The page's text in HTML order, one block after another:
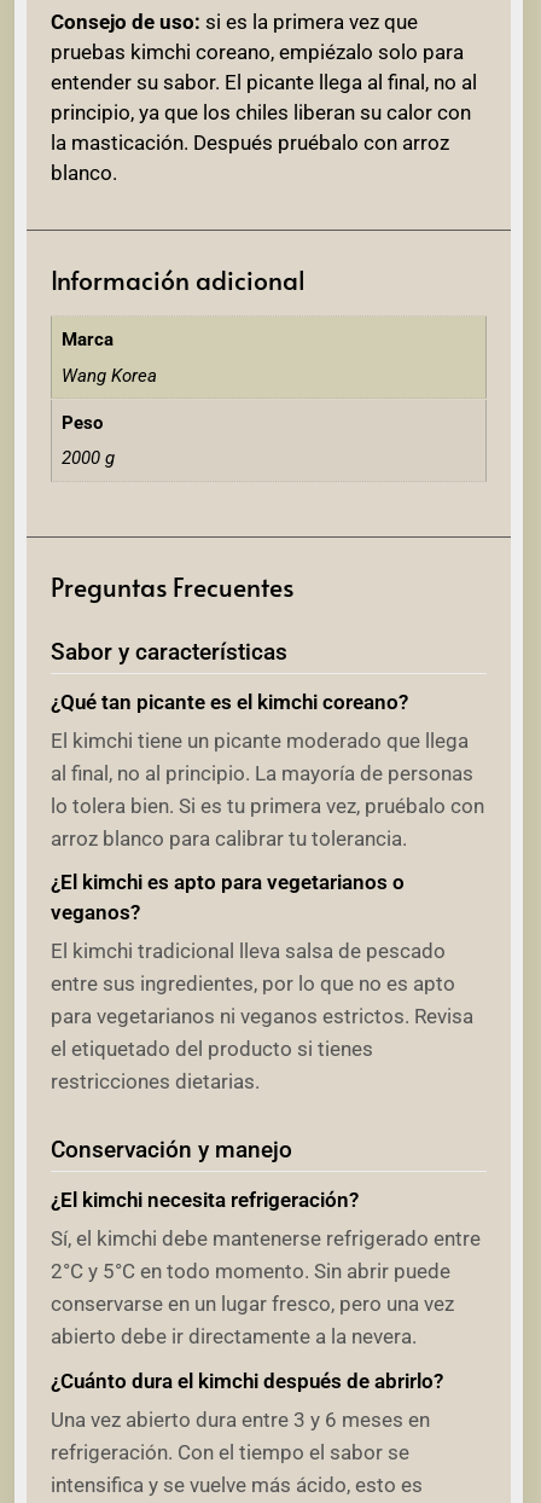
Consejo de uso: si es la primera vez que
pruebas kimchi coreano, empiézalo solo para
entender su sabor. El picante llega al final, no al
principio, ya que los chiles liberan su calor con
la masticación. Después pruébalo con arroz
blanco.
Información adicional
Marca
Wang Korea
Peso
2000 g
Preguntas Frecuentes
Sabor y características
¿Qué tan picante es el kimchi coreano?
El kimchi tiene un picante moderado que llega
al final, no al principio. La mayoría de personas
lo tolera bien. Si es tu primera vez, pruébalo con
arroz blanco para calibrar tu tolerancia.
¿El kimchi es apto para vegetarianos o
veganos?
El kimchi tradicional lleva salsa de pescado
entre sus ingredientes, por lo que no es apto
para vegetarianos ni veganos estrictos. Revisa
el etiquetado del producto si tienes
restricciones dietarias.
Conservación y manejo
¿El kimchi necesita refrigeración?
Sí, el kimchi debe mantenerse refrigerado entre
2°C y 5°C en todo momento. Sin abrir puede
conservarse en un lugar fresco, pero una vez
abierto debe ir directamente a la nevera.
¿Cuánto dura el kimchi después de abrirlo?
Una vez abierto dura entre 3 y 6 meses en
refrigeración. Con el tiempo el sabor se
intensifica y se vuelve más ácido, esto es